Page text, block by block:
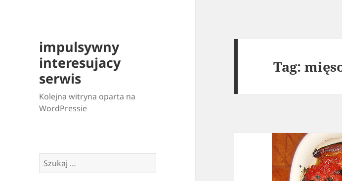
impulsywny
interesujacy
serwis
Kolejna witryna oparta na
WordPressie
Szukaj:
Tag: